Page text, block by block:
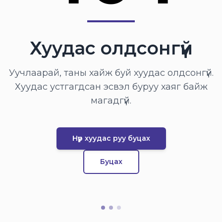
Хуудас олдсонгүй
Уучлаарай, таны хайж буй хуудас олдсонгүй.
Хуудас устгагдсан эсвэл буруу хаяг байж
магадгүй.
Нүүр хуудас руу буцах
Буцах